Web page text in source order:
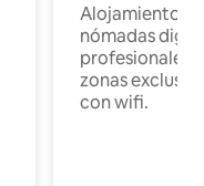
Alojamientos
nómadas
profesionales
zonas
con wifi.